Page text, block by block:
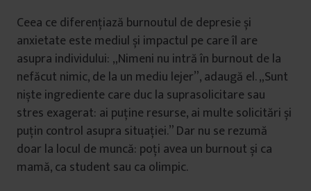
Ceea ce diferențiază burnoutul de depresie și
anxietate este mediul și impactul pe care îl are
asupra individului: „Nimeni nu intră în burnout de la
nefăcut nimic, de la un mediu lejer”, adaugă el. „Sunt
niște ingrediente care duc la suprasolicitare sau
stres exagerat: ai puține resurse, ai multe solicitări și
puțin control asupra situației.” Dar nu se rezumă
doar la locul de muncă: poți avea un burnout și ca
mamă, ca student sau ca olimpic.